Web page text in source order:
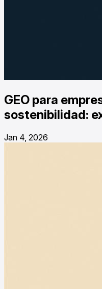
GEO para
sostenibilidad:
Jan 4, 2026